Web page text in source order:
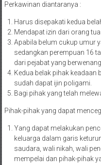
Perkawinan diantaranya :
Harus disepakati kedua
Mendapat izin dari orang tua
Apabila belum cukup umur
sedangkan perempuan 16
dari pejabat yang berwenang.
Kedua belak pihak keadaan
sudah dapat ijin poligami.
Bagi pihak yang telah
Pihak-pihak yang dapat
Yang dapat melakukan
keluarga dalam garis
saudara, wali nikah, wali
mempelai dan pihak-pihak